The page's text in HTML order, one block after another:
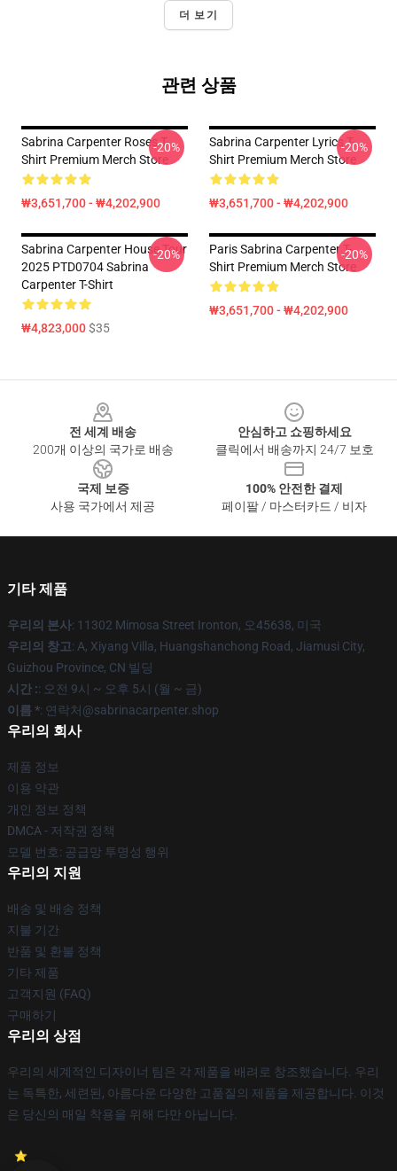
더 보기
관련 상품
Sabrina Carpenter Roses T-
Shirt Premium Merch Store
₩3,651,700 - ₩4,202,900
-20%
Sabrina Carpenter Lyrics T-
Shirt Premium Merch Store
₩3,651,700 - ₩4,202,900
-20%
Sabrina Carpenter House Tour
2025 PTD0704 Sabrina
Carpenter T-Shirt
₩4,823,000$35
-20%
Paris Sabrina Carpenter T-
Shirt Premium Merch Store
₩3,651,700 - ₩4,202,900
-20%
전 세계 배송
200개 이상의 국가로 배송
안심하고 쇼핑하세요
클릭에서 배송까지 24/7 보호
국제 보증
사용 국가에서 제공
100% 안전한 결제
페이팔 / 마스터카드 / 비자
기타 제품
우리의 본사: 11302 Mimosa Street Ironton, 오45638, 미국
우리의 창고: A, Xiyang Villa, Huangshanchong Road, Jiamusi City,
Guizhou Province, CN 빌딩
시간 :: 오전 9시 ~ 오후 5시 (월 ~ 금)
이름 *: 연락처@sabrinacarpenter.shop
우리의 회사
제품 정보
이용 약관
개인 정보 정책
DMCA - 저작권 정책
모델 번호: 공급망 투명성 행위
우리의 지원
배송 및 배송 정책
지불 기간
반품 및 환불 정책
기타 제품
고객지원 (FAQ)
구매하기
우리의 상점
우리의 세계적인 디자이너 팀은 각 제품을 배려로 창조했습니다. 우리
는 독특한, 세련된, 아름다운 다양한 고품질의 제품을 제공합니다. 이것
은 당신의 매일 착용을 위해 다만 아닙니다.